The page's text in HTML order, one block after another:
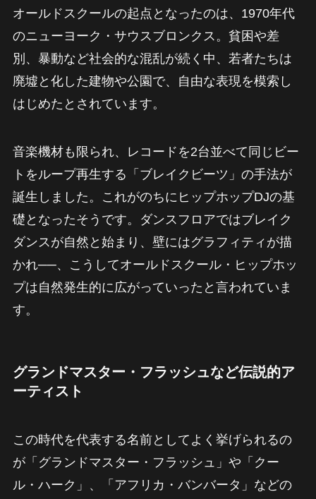
オールドスクールの起点となったのは、1970年代
のニューヨーク・サウスブロンクス。貧困や差
別、暴動など社会的な混乱が続く中、若者たちは
廃墟と化した建物や公園で、自由な表現を模索し
はじめたとされています。
音楽機材も限られ、レコードを2台並べて同じビー
トをループ再生する「ブレイクビーツ」の手法が
誕生しました。これがのちにヒップホップDJの基
礎となったそうです。ダンスフロアではブレイク
ダンスが自然と始まり、壁にはグラフィティが描
かれ──、こうしてオールドスクール・ヒップホッ
プは自然発生的に広がっていったと言われていま
す。
グランドマスター・フラッシュなど伝説的ア
ーティスト
この時代を代表する名前としてよく挙げられるの
が「グランドマスター・フラッシュ」や「クー
ル・ハーク」、「アフリカ・バンバータ」などの